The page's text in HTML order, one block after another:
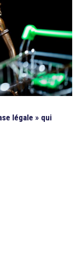
légale » qui